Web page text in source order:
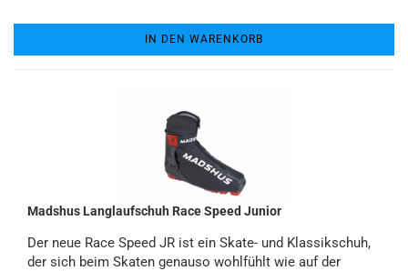
IN DEN WARENKORB
Madshus Langlaufschuh Race Speed Junior
Der neue Race Speed ​​JR ist ein Skate- und Klassikschuh,
der sich beim Skaten genauso wohlfühlt wie auf der